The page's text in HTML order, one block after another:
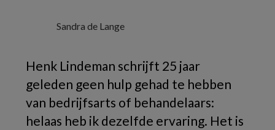
Sandra de Lange
Henk Lindeman schrijft 25 jaar
geleden geen hulp gehad te hebben
van bedrijfsarts of behandelaars:
helaas heb ik dezelfde ervaring. Het is